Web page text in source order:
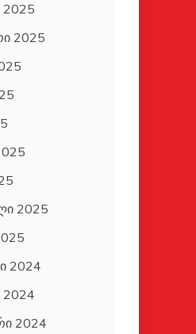
2025
2025
2025
2024
2024
2024